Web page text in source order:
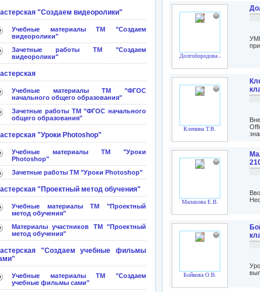
"Создаем видеоролики"
Учебные материалы ТМ "Создаем
видеоролики"
Зачетные работы ТМ "Создаем
видеоролики"
Учебные материалы ТМ "ФГОС
начального общего образования"
Зачетные работы ТМ "ФГОС начального
общего образования"
"Уроки Photoshop"
Учебные материалы ТМ "Уроки
Photoshop"
Зачетные работы ТМ "Уроки Photoshop"
"Проектный метод обучения"
Учебные материалы ТМ "Проектный
метод обучения"
Материалы участников ТМ "Проектный
метод обучения"
"Создаем учебные фильмы
Учебные материалы ТМ "Создаем
учебные фильмы сами"
Долгобородова Л.А.
Кленина Т.В.
Малахова Е.В.
Бойкова О.В.